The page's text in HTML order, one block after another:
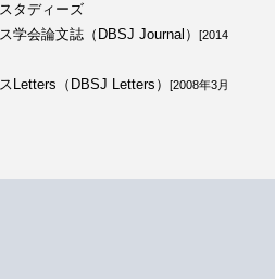
タディーズ
学会論文誌（DBSJ Journal）
[2014
Letters（DBSJ Letters）
[2008年3月